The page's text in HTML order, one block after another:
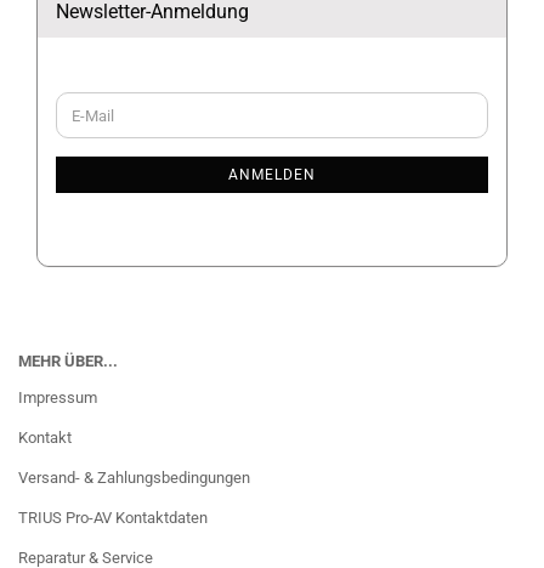
Newsletter-Anmeldung
WEITER
ZUR
E-
Mail
ANMELDEN
MEHR ÜBER...
Impressum
Kontakt
Versand- & Zahlungsbedingungen
TRIUS Pro-AV Kontaktdaten
Reparatur & Service